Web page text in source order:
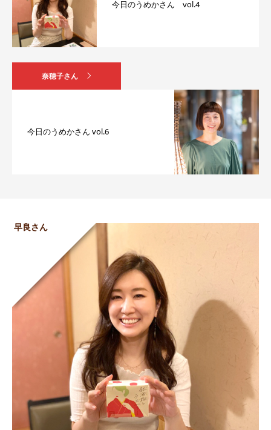
今日のうめかさん vol.4
奈穂子さん
今日のうめかさん vol.6
早良さん